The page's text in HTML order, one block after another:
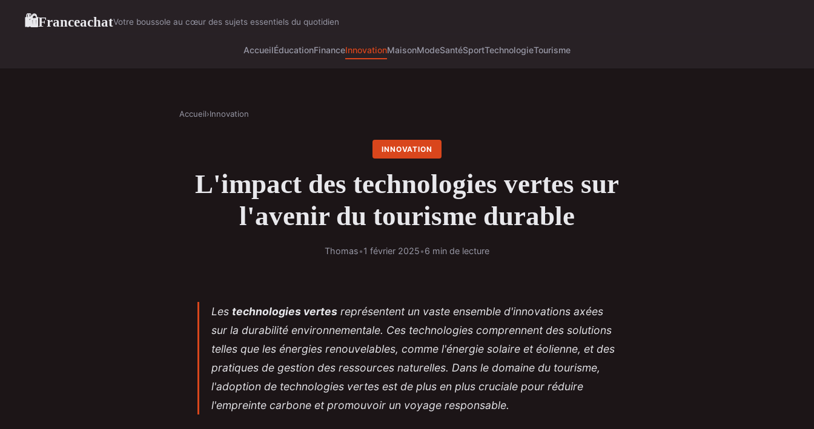
🛍FranceachatVotre boussole au cœur des sujets essentiels du quotidien
AccueilÉducationFinanceInnovationMaisonModeSantéSportTechnologieTourisme
Accueil›Innovation
INNOVATION
L'impact des technologies vertes sur
l'avenir du tourisme durable
Thomas•1 février 2025•6 min de lecture
Les technologies vertes représentent un vaste ensemble d'innovations axées
sur la durabilité environnementale. Ces technologies comprennent des solutions
telles que les énergies renouvelables, comme l'énergie solaire et éolienne, et des
pratiques de gestion des ressources naturelles. Dans le domaine du tourisme,
l'adoption de technologies vertes est de plus en plus cruciale pour réduire
l'empreinte carbone et promouvoir un voyage responsable.